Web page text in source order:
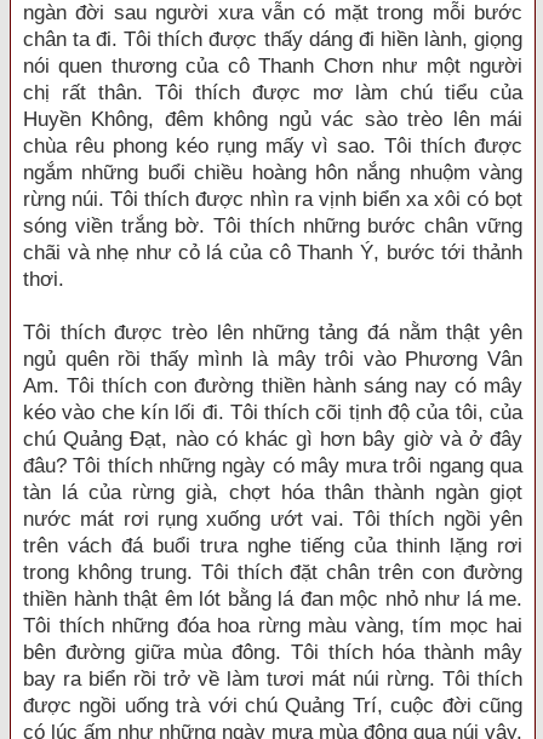
ngàn đời sau người xưa vẫn có mặt trong mỗi bước
chân ta đi. Tôi thích được thấy dáng đi hiền lành, giọng
nói quen thương của cô Thanh Chơn như một người
chị rất thân. Tôi thích được mơ làm chú tiểu của
Huyền Không, đêm không ngủ vác sào trèo lên mái
chùa rêu phong kéo rụng mấy vì sao. Tôi thích được
ngắm những buổi chiều hoàng hôn nắng nhuộm vàng
rừng núi. Tôi thích được nhìn ra vịnh biển xa xôi có bọt
sóng viền trắng bờ. Tôi thích những bước chân vững
chãi và nhẹ như cỏ lá của cô Thanh Ý, bước tới thảnh
thơi.
Tôi thích được trèo lên những tảng đá nằm thật yên
ngủ quên rồi thấy mình là mây trôi vào Phương Vân
Am. Tôi thích con đường thiền hành sáng nay có mây
kéo vào che kín lối đi. Tôi thích cõi tịnh độ của tôi, của
chú Quảng Đạt, nào có khác gì hơn bây giờ và ở đây
đâu? Tôi thích những ngày có mây mưa trôi ngang qua
tàn lá của rừng già, chợt hóa thân thành ngàn giọt
nước mát rơi rụng xuống ướt vai. Tôi thích ngồi yên
trên vách đá buổi trưa nghe tiếng của thinh lặng rơi
trong không trung. Tôi thích đặt chân trên con đường
thiền hành thật êm lót bằng lá đan mộc nhỏ như lá me.
Tôi thích những đóa hoa rừng màu vàng, tím mọc hai
bên đường giữa mùa đông. Tôi thích hóa thành mây
bay ra biển rồi trở về làm tươi mát núi rừng. Tôi thích
được ngồi uống trà với chú Quảng Trí, cuộc đời cũng
có lúc ấm như những ngày mưa mùa đông qua núi vậy.